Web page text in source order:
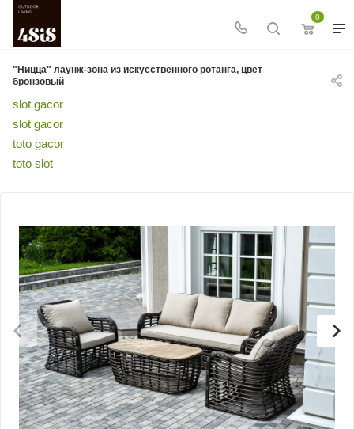
0
"Ницца" лаунж-зона из искусственного ротанга, цвет
бронзовый
slot gacor
slot gacor
toto gacor
toto slot